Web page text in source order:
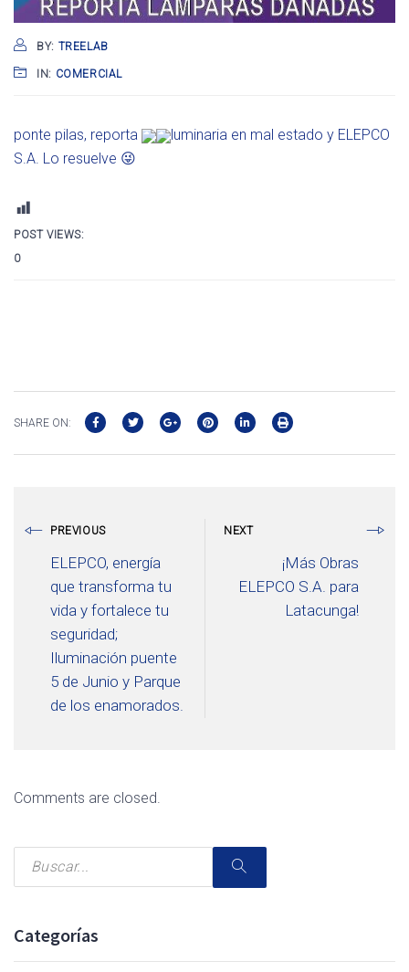
BY: TREELAB
IN: COMERCIAL
ponte pilas, reporta
luminaria en mal estado y ELEPCO
S.A. Lo resuelve 😜
POST VIEWS:
0
SHARE ON:
PREVIOUS
ELEPCO, energía
que transforma tu
vida y fortalece tu
seguridad;
Iluminación puente
5 de Junio y Parque
de los enamorados.
NEXT
¡Más Obras
ELEPCO S.A. para
Latacunga!
Comments are closed.
Categorías